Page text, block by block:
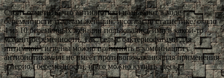
Стоит отметить, что антибиотики назначают в ходе
беременности тысячам женщин, и согласно статистике, около
4 из 10 беременных женщин пользовались ими в какой-то
момент беременности. Так, гель с бактериофагами для
интимной гигиены можно применять в комбинации с
антибиотиками и не имеет противопоказания для применения
в период беременности, и его можно купить здесь.